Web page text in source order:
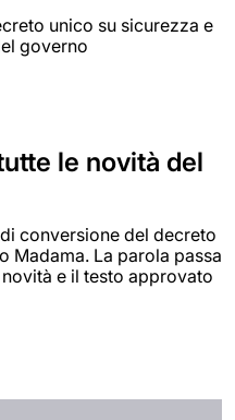
unico su sicurezza e
governo
le novità del
conversione del decreto
Madama. La parola passa
e il testo approvato